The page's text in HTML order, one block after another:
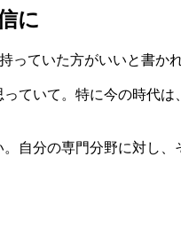
に
ていた方がいいと書かれ
いて。特に今の時代
自分の専門分野に対し